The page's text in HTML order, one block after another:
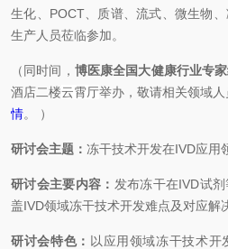
生化、POCT、质谱、流式、微生物
生产人员莅临参加。
（同时间， 博医康全国大健康行业专
酒店二楼云霄厅举办，敬请相关领域人
情。 ）
研讨会主题： 冻干技术开发在IVD应用
研讨会主要内容： 发布冻干在IVD试
盖IVD领域冻干技术开发难点及对应解
研讨会特色： 以应用领域冻干技术开